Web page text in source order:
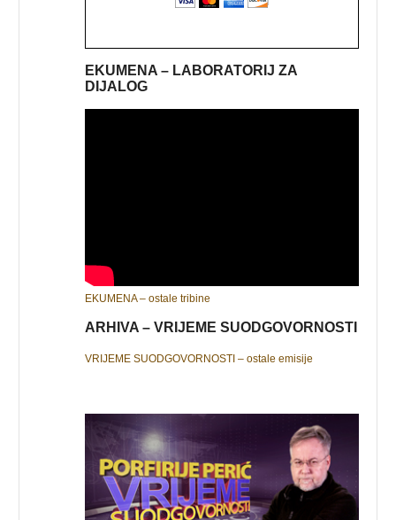
EKUMENA – LABORATORIJ ZA
DIJALOG
EKUMENA – ostale tribine
ARHIVA – VRIJEME SUODGOVORNOSTI
VRIJEME SUODGOVORNOSTI – ostale emisije